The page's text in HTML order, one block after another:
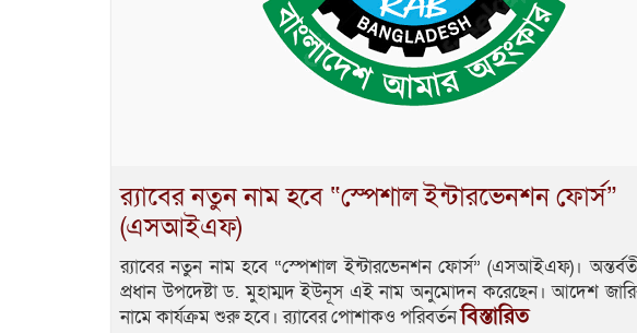
র‍্যাবের নতুন নাম হবে “স্পেশাল ইন্টারভেনশন ফোর্স”
(এসআইএফ)
র‍্যাবের নতুন নাম হবে “স্পেশাল ইন্টারভেনশন ফোর্স” (এসআইএফ)।
প্রধান উপদেষ্টা ড. মুহাম্মদ ইউনূস এই নাম অনুমোদন করেছেন। আদেশ
নামে কার্যক্রম শুরু হবে। র‌্যাবের পোশাকও পরিবর্তনবিস্তারিত